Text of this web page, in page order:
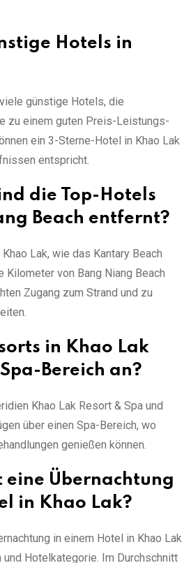
Hotels in
günstige Hotels, die
zu einem guten Preis-Leistungs-
ein 3-Sterne-Hotel in Khao Lak
entspricht.
die Top-Hotels
Beach entfernt?
Lak, wie das Kantary Beach
Kilometer von Bang Niang Beach
Zugang zum Strand und zu
in Khao Lak
Bereich an?
Khao Lak Resort & Spa und
über einen Spa-Bereich, wo
genießen können.
eine Übernachtung
in Khao Lak?
in einem Hotel in Khao Lak
und Hotelkategorie. Im Durchschnitt